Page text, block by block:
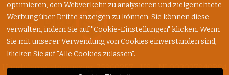
Handelsregisterauszug: 75960257 - USt.: NL003027940B84
optimieren, den Webverkehr zu analysieren und zielgerichtete
Werbung über Dritte anzeigen zu können. Sie können diese
verwalten, indem Sie auf "Cookie-Einstellungen" klicken. Wenn
Sie mit unserer Verwendung von Cookies einverstanden sind,
klicken Sie auf "Alle Cookies zulassen".